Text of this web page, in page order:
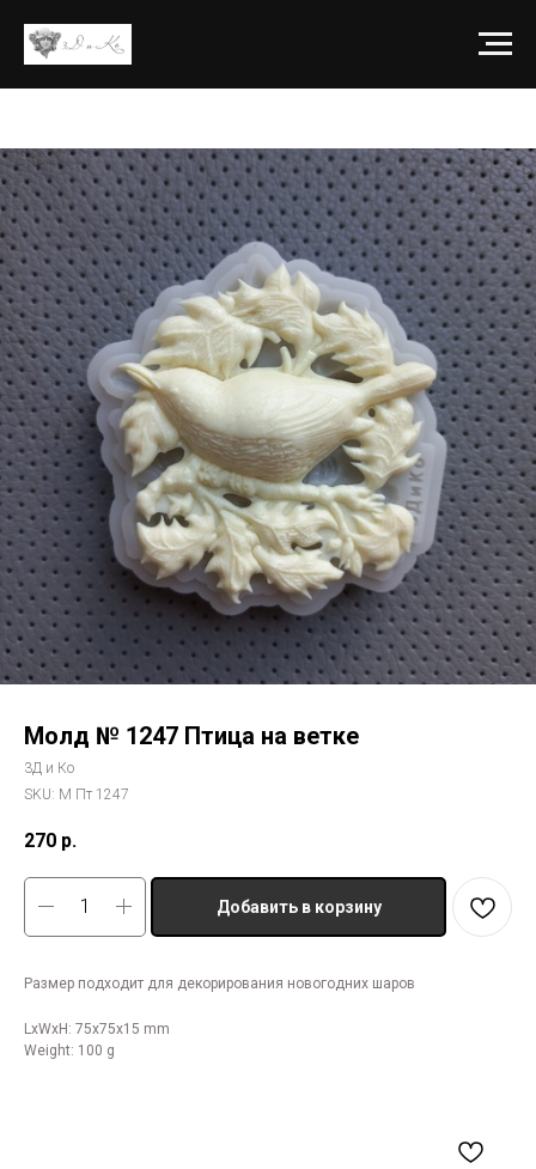
Молд № 1247 Птица на ветке
3Д и Ко
SKU: М Пт 1247
270 р.
Добавить в корзину
Размер подходит для декорирования новогодних шаров
LxWxH: 75x75x15 mm
Weight: 100 g